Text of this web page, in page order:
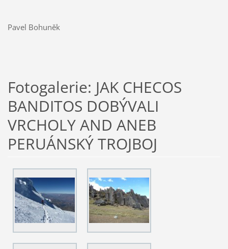
Pavel Bohuněk
Fotogalerie: JAK CHECOS
BANDITOS DOBÝVALI
VRCHOLY AND ANEB
PERUÁNSKÝ TROJBOJ